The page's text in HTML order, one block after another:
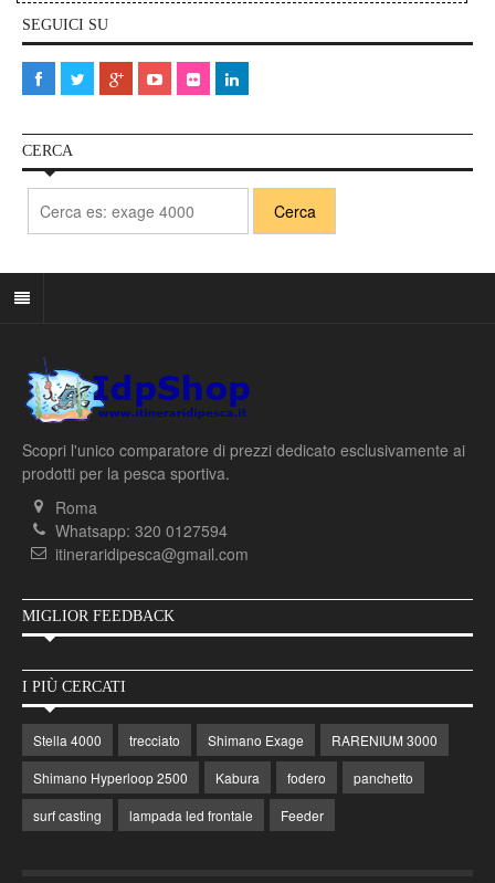
SEGUICI SU
CERCA
Scopri l'unico comparatore di prezzi dedicato esclusivamente ai
prodotti per la pesca sportiva.
Roma
Whatsapp: 320 0127594
itineraridipesca@gmail.com
MIGLIOR FEEDBACK
I PIÙ CERCATI
Stella 4000 trecciato Shimano Exage
RARENIUM 3000
Shimano Hyperloop 2500
Kabura fodero
panchetto
surf casting
lampada led frontale Feeder